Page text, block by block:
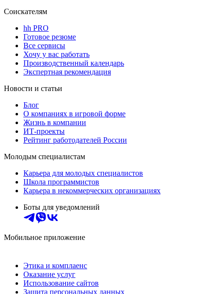
Соискателям
hh PRO
Готовое резюме
Все сервисы
Хочу у вас работать
Производственный календарь
Экспертная рекомендация
Новости и статьи
Блог
О компаниях в игровой форме
Жизнь в компании
ИТ-проекты
Рейтинг работодателей России
Молодым специалистам
Карьера для молодых специалистов
Школа программистов
Карьера в некоммерческих организациях
Боты для уведомлений
Мобильное приложение
Этика и комплаенс
Оказание услуг
Использование сайтов
Защита персональных данных